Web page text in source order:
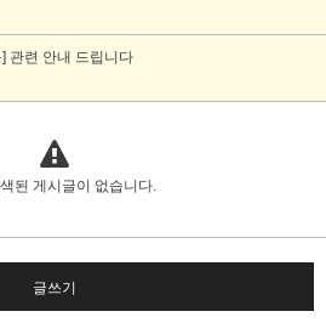
관련 안내 드립니다
된 게시글이 없습니다.
글쓰기